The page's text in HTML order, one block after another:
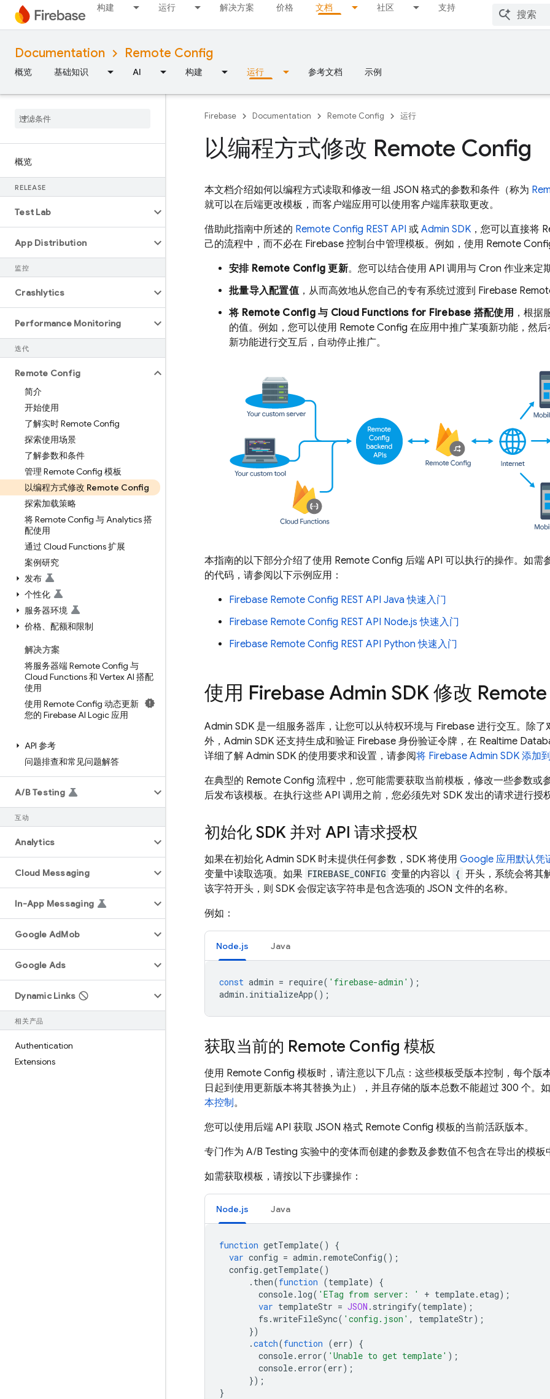
构建 运行 解决方案 价格 文档 社区 支持
Documentation Remote Config
概览 基础知识 AI 构建 运行 参考文档 示例
概览
RELEASE
Test Lab
App Distribution
监控
Crashlytics
Performance Monitoring
迭代
Remote Config
简介
开始使用
了解实时 Remote Config
探索使用场景
了解参数和条件
管理 Remote Config 模板
以编程方式修改 Remote Config
探索加载策略
将 Remote Config 与 Analytics 搭
配使用
通过 Cloud Functions 扩展
案例研究
发布
个性化
服务器环境
价格、配额和限制
解决方案
将服务器端 Remote Config 与
Cloud Functions 和 Vertex AI 搭配
使用
使用 Remote Config 动态更新
您的 Firebase AI Logic 应用
API 参考
问题排查和常见问题解答
A/B Testing
互动
Analytics
Cloud Messaging
In-App Messaging
Google AdMob
Google Ads
Dynamic Links
相关产品
Authentication
Extensions
Firebase Documentation Remote Config 运行
以编程方式修改 Remote Config
本文档介绍如何以编程方式读取和修改一组 JSON 格式的参数和条件（称为
就可以在后端更改模板，而客户端应用可以使用客户端库获取更改。
借助此指南中所述的 Remote Config REST API 或 Admin SDK ，您可以直接将
己的流程中，而不必在 Firebase 控制台中管理模板。例如，使用 Remote
安排 Remote Config 更新。您可以结合使用 API 调用与 Cron 作业来定
批量导入配置值，从而高效地从您自己的专有系统过渡到 Firebase
将 Remote Config与 Cloud Functions for Firebase 搭配使用 ，根据
的值。例如，您可以使用 Remote Config 在应用中推广某项新功能，然
新功能进行交互后，自动停止推广。
本指南的以下部分介绍了使用 Remote Config 后端 API 可以执行的操作。如需
的代码，请参阅以下示例应用：
Firebase Remote Config REST API Java 快速入门
Firebase Remote Config REST API Node.js 快速入门
Firebase Remote Config REST API Python 快速入门
使用 Firebase Admin SDK 修改
Admin SDK 是一组服务器库，让您可以从特权环境与 Firebase 进行交互。除
外， Admin SDK 还支持生成和验证 Firebase 身份验证令牌，在 Realtime
详细了解 Admin SDK 的使用要求和设置，请参阅将 Firebase Admin SDK 添加
在典型的 Remote Config 流程中，您可能需要获取当前模板，修改一些参数或
后发布该模板。在执行这些 API 调用之前，您必须先对 SDK 发出的请求进行授
初始化 SDK 并对 API 请求授权
如果在初始化 Admin SDK 时未提供任何参数，SDK 将使用 Google 应用默认凭
变量中读取选项。如果 FIREBASE_CONFIG 变量的内容以 { 开头，系统会将其
该字符开头，则 SDK 会假定该字符串是包含选项的 JSON 文件的名称。
例如：
Node.js Java
const admin = require( 'firebase-admin' );
admin . initializeApp();
获取当前的 Remote Config 模板
使用 Remote Config 模板时，请注意以下几点：这些模板受版本控制，每个版
日起到使用更新版本将其替换为止），并且存储的版本总数不能超过 300 个。
本控制。
您可以使用后端 API 获取 JSON 格式 Remote Config 模板的当前活跃版本。
专门作为 A/B Testing 实验中的变体而创建的参数及参数值不包含在导出的模板
如需获取模板，请按以下步骤操作：
Node.js Java
function getTemplate()
{
var config = admin . remoteConfig();
config .getTemplate()
. then(function (template)
{
console. log( 'ETag from server: ' + template. etag);
var templateStr = JSON . stringify(template);
fs .writeFileSync( 'config.json' , templateStr);
})
.catch(function (err)
{
console. error( 'Unable to get template' );
console. error(err);
});
}